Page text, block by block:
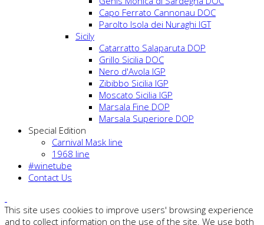
Capo Ferrato Cannonau DOC
Parolto Isola dei Nuraghi IGT
Sicily
Catarratto Salaparuta DOP
Grillo Sicilia DOC
Nero d'Avola IGP
Zibibbo Sicilia IGP
Moscato Sicilia IGP
Marsala Fine DOP
Marsala Superiore DOP
Special Edition
Carnival Mask line
1968 line
#winetube
Contact Us
This site uses cookies to improve users' browsing experience
and to collect information on the use of the site. We use both